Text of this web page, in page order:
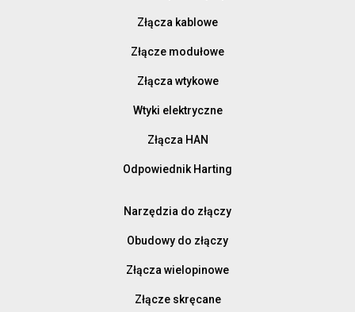
Złącza kablowe
Złącze modułowe
Złącza wtykowe
Wtyki elektryczne
Złącza HAN
Odpowiednik Harting
Narzędzia do złączy
Obudowy do złączy
Złącza wielopinowe
Złącze skręcane